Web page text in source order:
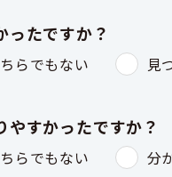
ったですか？
らでもない 見
すかったですか？
らでもない 分